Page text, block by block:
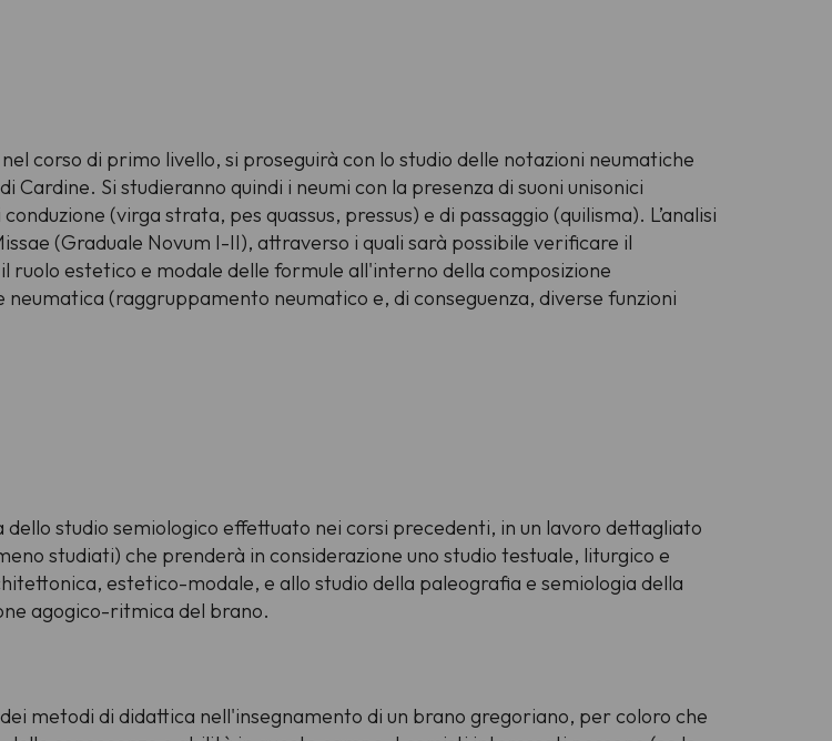
corso di primo livello, si proseguirà con lo studio delle notazioni neumatiche
di Cardine. Si studieranno quindi i neumi con la presenza di suoni unisonici
(virga strata, pes quassus, pressus) e di passaggio (quilisma). L’analisi
(Graduale Novum I-II), attraverso i quali sarà possibile verificare il
estetico e modale delle formule all'interno della composizione
(raggruppamento neumatico e, di conseguenza, diverse funzioni
studio semiologico effettuato nei corsi precedenti, in un lavoro dettagliato
studiati) che prenderà in considerazione uno studio testuale, liturgico e
estetico-modale, e allo studio della paleografia e semiologia della
agogico-ritmica del brano.
metodi di didattica nell'insegnamento di un brano gregoriano, per coloro che